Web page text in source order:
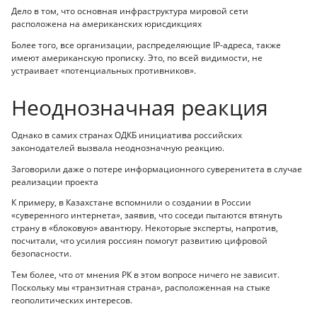
Дело в том, что основная инфраструктура мировой сети
расположена на американских юрисдикциях
Более того, все организации, распределяющие IP-адреса, также
имеют американскую прописку. Это, по всей видимости, не
устраивает «потенциальных противников».
Неоднозначная реакция
Однако в самих странах ОДКБ инициатива российских
законодателей вызвала неоднозначную реакцию.
Заговорили даже о потере информационного суверенитета в случае
реализации проекта
К примеру, в Казахстане вспомнили о создании в России
«суверенного интернета», заявив, что соседи пытаются втянуть
страну в «блоковую» авантюру. Некоторые эксперты, напротив,
посчитали, что усилия россиян помогут развитию цифровой
безопасности.
Тем более, что от мнения РК в этом вопросе ничего не зависит.
Поскольку мы «транзитная страна», расположенная на стыке
геополитических интересов.